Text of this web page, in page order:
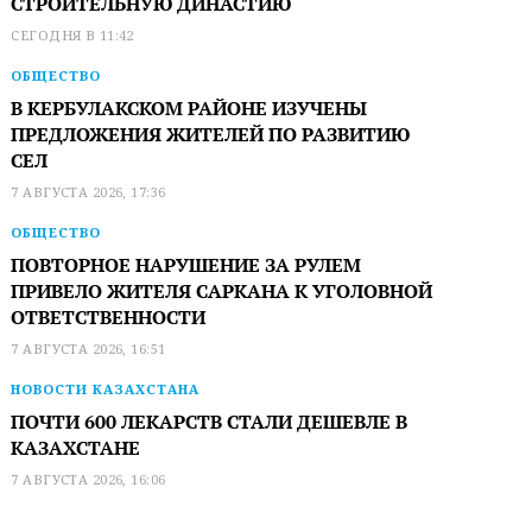
СЕГОДНЯ В 11:42
ОБЩЕСТВО
В КЕРБУЛАКСКОМ РАЙОНЕ ИЗУЧЕНЫ
ПРЕДЛОЖЕНИЯ ЖИТЕЛЕЙ ПО РАЗВИТИЮ
СЕЛ
7 АВГУСТА 2026, 17:36
ОБЩЕСТВО
ПОВТОРНОЕ НАРУШЕНИЕ ЗА РУЛЕМ
ПРИВЕЛО ЖИТЕЛЯ САРКАНА К УГОЛОВНОЙ
ОТВЕТСТВЕННОСТИ
7 АВГУСТА 2026, 16:51
НОВОСТИ КАЗАХСТАНА
ПОЧТИ 600 ЛЕКАРСТВ СТАЛИ ДЕШЕВЛЕ В
КАЗАХСТАНЕ
7 АВГУСТА 2026, 16:06